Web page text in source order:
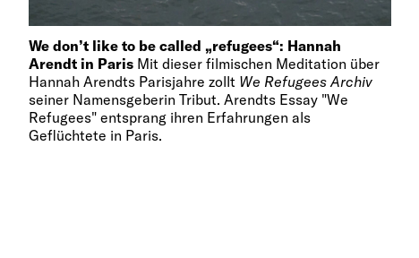
We don’t like to be called „refugees“: Hannah
Arendt in Paris Mit dieser filmischen Meditation über
Hannah Arendts Parisjahre zollt We Refugees Archiv
seiner Namensgeberin Tribut. Arendts Essay "We
Refugees" entsprang ihren Erfahrungen als
Geflüchtete in Paris.